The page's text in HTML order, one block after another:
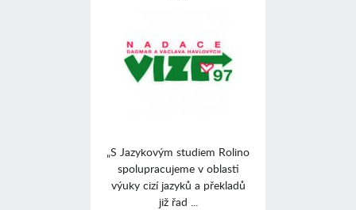
„S Jazykovým studiem Rolino
spolupracujeme v oblasti
výuky cizí jazyků a překladů
již řad ...